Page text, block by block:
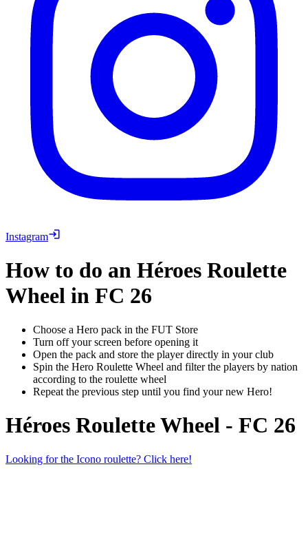
Instagram
How to do an Héroes Roulette
Wheel in FC 26
Choose a Hero pack in the FUT Store
Turn off your screen before opening it
Open the pack and store the player directly in your club
Spin the Hero Roulette Wheel and filter the players by nation
according to the roulette wheel
Repeat the previous step until you find your new Hero!
Héroes Roulette Wheel - FC 26
Looking for the Icono roulette? Click here!